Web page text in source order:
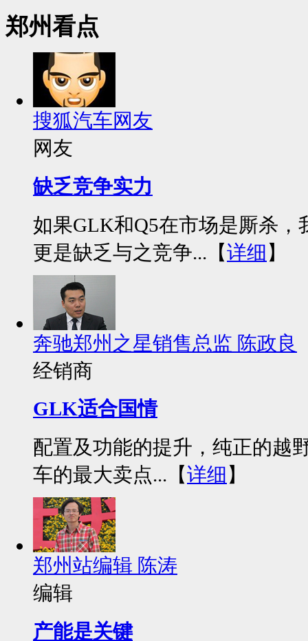
郑州看点
搜狐汽车网友
网友
缺乏竞争实力
如果GLK和Q5在市场是厮杀
更是缺乏与之竞争...【详细 】
奔驰郑州之星销售总监 陈政良
经销商
GLK适合国情
配置及功能的提升，纯正的越
车的最大卖点...【详细 】
郑州站编辑 陈涛
编辑
产能是关键